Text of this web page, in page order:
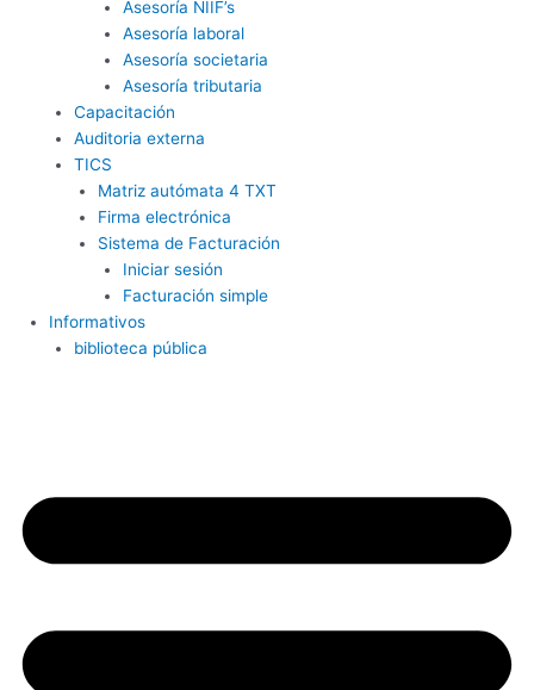
Asesoría NIIF’s
Asesoría laboral
Asesoría societaria
Asesoría tributaria
Capacitación
Auditoria externa
TICS
Matriz autómata 4 TXT
Firma electrónica
Sistema de Facturación
Iniciar sesión
Facturación simple
Informativos
biblioteca pública